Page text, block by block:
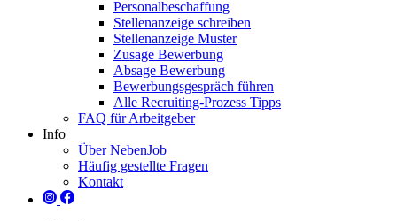
Personalbeschaffung
Stellenanzeige schreiben
Stellenanzeige Muster
Zusage Bewerbung
Absage Bewerbung
Bewerbungsgespräch führen
Alle Recruiting-Prozess Tipps
FAQ für Arbeitgeber
Info
Über NebenJob
Häufig gestellte Fragen
Kontakt